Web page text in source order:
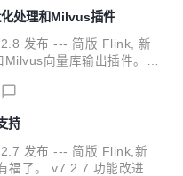
定消息消费位置等参数；
处理后的消息数据。 新增
源采集数据，经过加工处
处理和Milvus插件
发布 --- 简版 Flink, 新
向量库输出插件。 v
量模型服务，对数据进行
使用参考文档：<a href
#/datatran-plugins?id=_
持
发布 --- 简版 Flink,新
福了。 v7.2.7 功能改进 ht